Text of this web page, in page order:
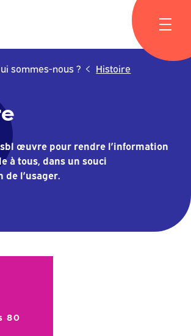
sommes-nous ? Histoire
œuvre pour rendre l’information
à tous, dans un souci
de l’usager.
80